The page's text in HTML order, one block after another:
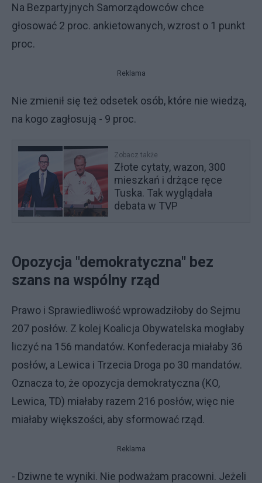
Na Bezpartyjnych Samorządowców chce
głosować 2 proc. ankietowanych, wzrost o 1 punkt
proc.
Reklama
Nie zmienił się też odsetek osób, które nie wiedzą,
na kogo zagłosują - 9 proc.
Zobacz także
Złote cytaty, wazon, 300
mieszkań i drżące ręce
Tuska. Tak wyglądała
debata w TVP
Opozycja "demokratyczna" bez
szans na wspólny rząd
Prawo i Sprawiedliwość wprowadziłoby do Sejmu
207 posłów. Z kolej Koalicja Obywatelska mogłaby
liczyć na 156 mandatów. Konfederacja miałaby 36
posłów, a Lewica i Trzecia Droga po 30 mandatów.
Oznacza to, że opozycja demokratyczna (KO,
Lewica, TD) miałaby razem 216 posłów, więc nie
miałaby większości, aby sformować rząd.
Reklama
- Dziwne te wyniki. Nie podważam pracowni. Jeżeli